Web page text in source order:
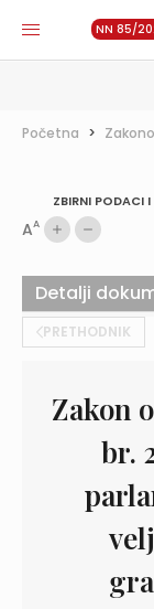
NN 85/
Početna >
ZBIRNI PODACI
AA
PRETHODNIK
Zakon
br.
Detalji